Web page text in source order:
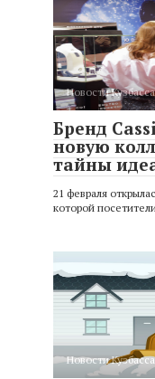
Новости Кузбасса
Бренд
новую
тайны
21 февраля
которой
Новости Кузбасса